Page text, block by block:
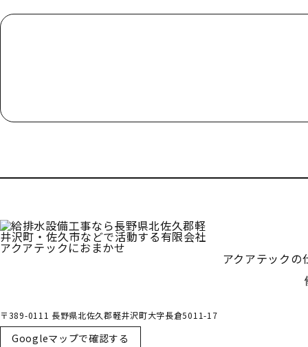
アクアテックの
〒389-0111 長野県北佐久郡軽井沢町大字長倉5011-17
Googleマップで確認する